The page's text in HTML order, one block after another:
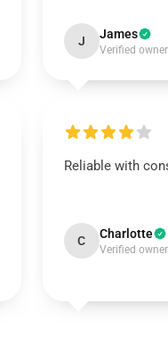
J James
Verified owner
Reliable with
C Charlotte
Verified owner